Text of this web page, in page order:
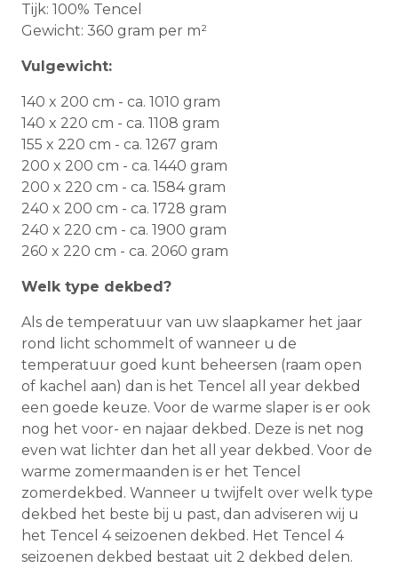
Tijk: 100% Tencel
Gewicht: 360 gram per m²
Vulgewicht:
140 x 200 cm - ca. 1010 gram
140 x 220 cm - ca. 1108 gram
155 x 220 cm - ca. 1267 gram
200 x 200 cm - ca. 1440 gram
200 x 220 cm - ca. 1584 gram
240 x 200 cm - ca. 1728 gram
240 x 220 cm - ca. 1900 gram
260 x 220 cm - ca. 2060 gram
Welk type dekbed?
Als de temperatuur van uw slaapkamer het jaar
rond licht schommelt of wanneer u de
temperatuur goed kunt beheersen (raam open
of kachel aan) dan is het Tencel all year dekbed
een goede keuze. Voor de warme slaper is er ook
nog het voor- en najaar dekbed. Deze is net nog
even wat lichter dan het all year dekbed. Voor de
warme zomermaanden is er het Tencel
zomerdekbed. Wanneer u twijfelt over welk type
dekbed het beste bij u past, dan adviseren wij u
het Tencel 4 seizoenen dekbed. Het Tencel 4
seizoenen dekbed bestaat uit 2 dekbed delen.